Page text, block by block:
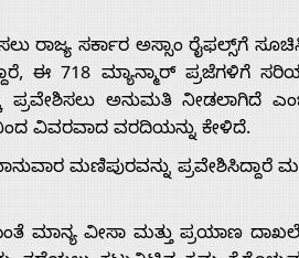
ರಾಜ್ಯ ಸರ್ಕಾರ ಅಸ್ಸಾಂ ರೈಫಲ್ಸ್‌ಗೆ
ಈ 718 ಮ್ಯಾನ್ಮಾರ್ ಪ್ರಜೆಗಳಿಗೆ
ಅನುಮತಿ ನೀಡಲಾಗಿದೆ
ವಿವರವಾದ ವರದಿಯನ್ನು ಕೇಳಿದೆ.
ಮಣಿಪುರವನ್ನು ಪ್ರವೇಶಿಸಿದ್ದಾರೆ
ಮಾನ್ಯ ವೀಸಾ ಮತ್ತು ಪ್ರಯಾಣ